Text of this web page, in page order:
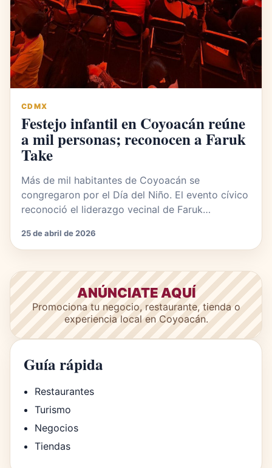
CDMX
Festejo infantil en Coyoacán reúne
a mil personas; reconocen a Faruk
Take
Más de mil habitantes de Coyoacán se
congregaron por el Día del Niño. El evento cívico
reconoció el liderazgo vecinal de Faruk…
25 de abril de 2026
ANÚNCIATE AQUÍ
Promociona tu negocio, restaurante, tienda o
experiencia local en Coyoacán.
Guía rápida
Restaurantes
Turismo
Negocios
Tiendas